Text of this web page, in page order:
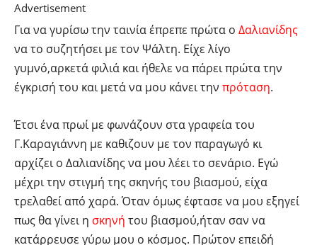
Advertisement
Για να γυρίσω την ταινία έπρεπε πρώτα ο Δαλιανίδης
να το συζητήσει με τον Ψάλτη. Είχε λίγο
γυμνό,αρκετά φιλιά και ήθελε να πάρει πρώτα την
έγκρισή του και μετά να μου κάνει την πρόταση.
Έτσι ένα πρωί με φωνάζουν στα γραφεία του
Γ.Καραγιάννη με καθιζουν με τον παραγωγό κι
αρχίζει ο Δαλιανίδης να μου λέει το σενάριο. Εγώ
μέχρι την στιγμή της σκηνής του βιασμού, είχα
τρελαθεί από χαρά. Όταν όμως έφτασε να μου εξηγεί
πως θα γίνει η σκηνή του βιασμού,ήταν σαν να
κατάρρευσε γύρω μου ο κόσμος. Πρώτον επειδή